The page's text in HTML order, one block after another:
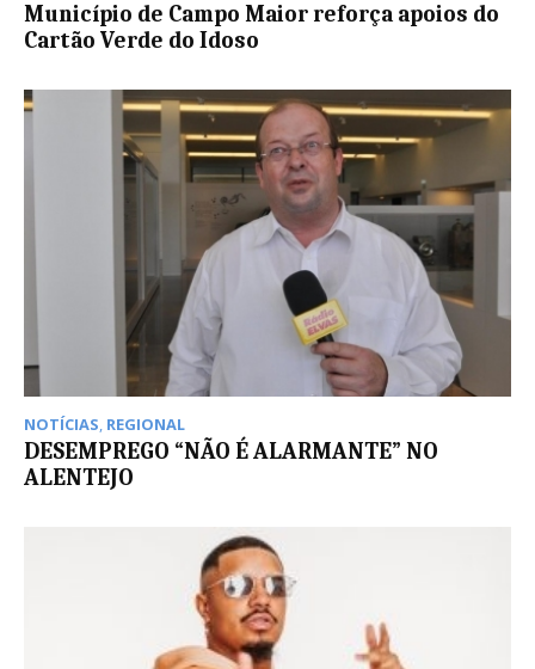
Município de Campo Maior reforça apoios do
Cartão Verde do Idoso
NOTÍCIAS, REGIONAL
DESEMPREGO “NÃO É ALARMANTE” NO
ALENTEJO